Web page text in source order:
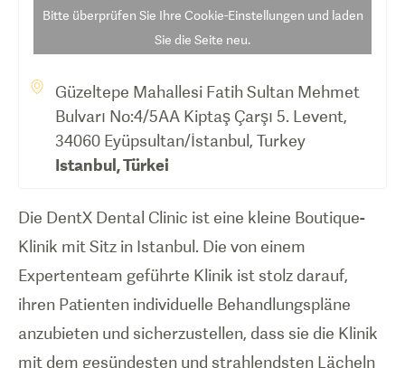
Bitte überprüfen Sie Ihre Cookie-Einstellungen und laden
Sie die Seite neu.
Güzeltepe Mahallesi Fatih Sultan Mehmet
Bulvarı No:4/5AA Kiptaş Çarşı 5. Levent,
34060 Eyüpsultan/İstanbul, Turkey
Istanbul ,Türkei
Die DentX Dental Clinic ist eine kleine Boutique-
Klinik mit Sitz in Istanbul. Die von einem
Expertenteam geführte Klinik ist stolz darauf,
ihren Patienten individuelle Behandlungspläne
anzubieten und sicherzustellen, dass sie die Klinik
mit dem gesündesten und strahlendsten Lächeln